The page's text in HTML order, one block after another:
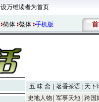
设万维读者为首页
简体 繁体 手机版 首
五 味 斋 茗香茶语
天下
史地人物
军事天地 跨国